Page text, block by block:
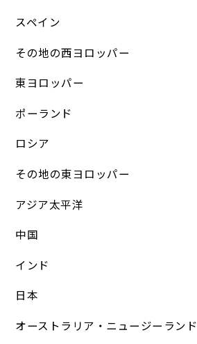
スペイン
その地の西ヨロッパー
東ヨロッパー
ポーランド
ロシア
その地の東ヨロッパー
アジア太平洋
中国
インド
日本
オーストラリア・ニュージーランド